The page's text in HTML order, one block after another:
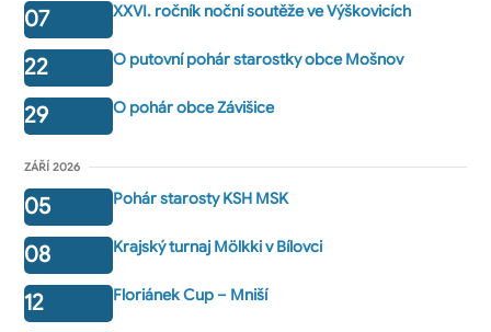
07 XXVI. ročník noční soutěže ve Výškovicích
22 O putovní pohár starostky obce Mošnov
29 O pohár obce Závišice
ZÁŘÍ 2026
05 Pohár starosty KSH MSK
08 Krajský turnaj Mölkki v Bílovci
12 Floriánek Cup – Mniší